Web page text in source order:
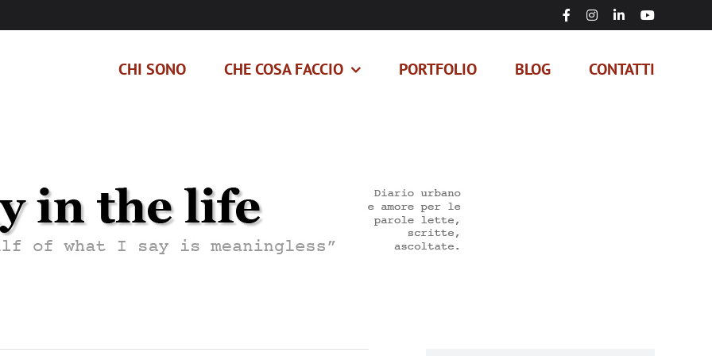
FacebookInstagram
LinkedInYouTube
CHI SONO CHE COSA FACCIO PORTFOLIO BLOG CONTATTI